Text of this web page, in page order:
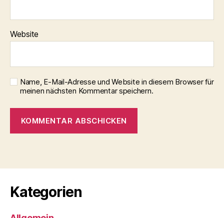
Website
Name, E-Mail-Adresse und Website in diesem Browser für
meinen nächsten Kommentar speichern.
Kategorien